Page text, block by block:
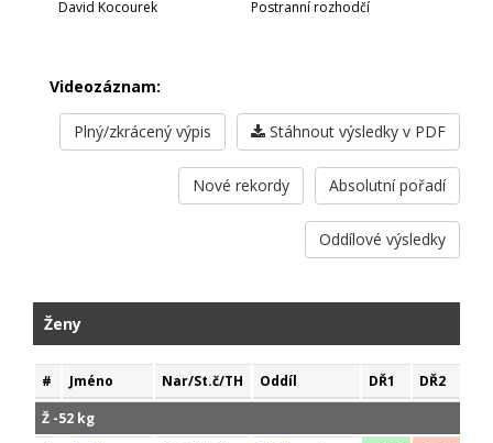
David Kocourek
Postranní rozhodčí
Videozáznam:
Stáhnout výsledky v PDF
Plný/zkrácený výpis
Absolutní pořadí
Nové rekordy
Oddílové výsledky
Ženy
# Jméno Nar/St.č/TH Oddíl DŘ1 DŘ2
Ž -52 kg